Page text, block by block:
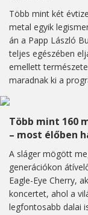
Több mint két
metal egyik
án a Papp László
teljes egészében
emellett
maradnak ki a
Több mint 160
– most élőben
A sláger mögött
generációkon
Eagle-Eye Cherry,
koncertet, ahol a
legfontosabb dalai